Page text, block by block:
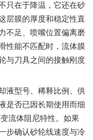
只在于降温，它还在砂
层膜的厚度和稳定性直
不足、喷嘴位置偏离磨
性能不匹配时，流体膜
与刀具之间的接触刚度
液型号、稀释比例、供
是否已因长期使用而细
流体阻尼特性。如果
步确认砂轮线速度与冷